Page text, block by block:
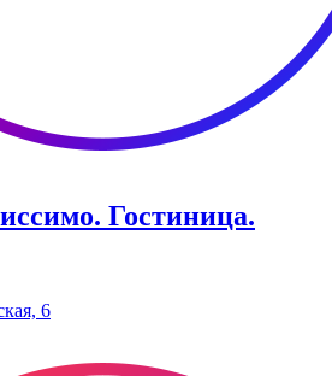
Гостиница.
6